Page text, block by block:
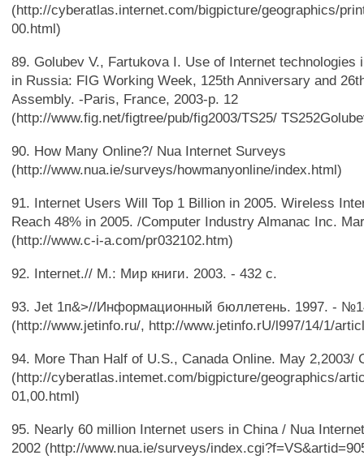
(http://cyberatlas.internet.com/bigpicture/geographics/
00.html)
89. Golubev V., Fartukova I. Use of Internet technologies
in Russia: FIG Working Week, 125th Anniversary and
Assembly. -Paris, France, 2003-p. 12
(http://www.fig.net/figtree/pub/fig2003/TS25/
90. How Many Online?/ Nua Internet Surveys
(http://www.nua.ie/surveys/howmanyonline/index.html)
91. Internet Users Will Top 1 Billion in 2005. Wireless
Reach 48% in 2005. /Computer Industry Almanac Inc.
(http://www.c-i-a.com/pr032102.htm)
92. Internet.// M.: Мир книги. 2003. - 432 с.
93. Jet 1п&>//Информационный бюллетень. 1997. -
(http://www.jetinfo.ru/, http://www.jetinfo.rU/l997/14/1/
94. More Than Half of U.S., Canada Online. May 2,2003/
(http://cyberatlas.intemet.com/bigpicture/geographics/
01,00.html)
95. Nearly 60 million Internet users in China / Nua
2002 (http://www.nua.ie/surveys/